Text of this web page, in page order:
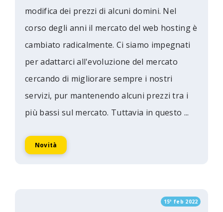
modifica dei prezzi di alcuni domini. Nel
corso degli anni il mercato del web hosting è
cambiato radicalmente. Ci siamo impegnati
per adattarci all'evoluzione del mercato
cercando di migliorare sempre i nostri
servizi, pur mantenendo alcuni prezzi tra i
più bassi sul mercato. Tuttavia in questo ...
Novità
15º feb 2022